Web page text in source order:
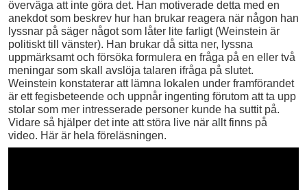
överväga att inte göra det. Han motiverade detta med en
anekdot som beskrev hur han brukar reagera när någon han
lyssnar på säger något som låter lite farligt (Weinstein är
politiskt till vänster). Han brukar då sitta ner, lyssna
uppmärksamt och försöka formulera en fråga på en eller två
meningar som skall avslöja talaren ifråga på slutet.
Weinstein konstaterar att lämna lokalen under framförandet
är ett fegisbeteende och uppnår ingenting förutom att ta upp
stolar som mer intresserade personer kunde ha suttit på.
Vidare så hjälper det inte att störa live när allt finns på
video. Här är hela föreläsningen.